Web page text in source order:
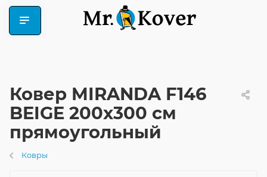
Ковер MIRANDA F146
BEIGE 200x300 см
прямоугольный
Ковры